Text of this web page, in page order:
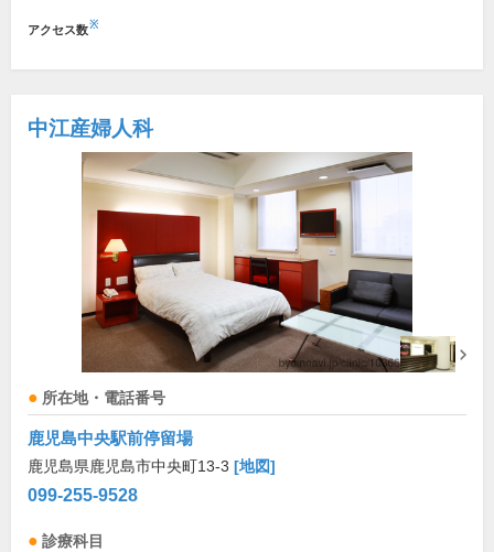
アクセス数※
中江産婦人科
所在地・電話番号
鹿児島中央駅前停留場
鹿児島県鹿児島市中央町13-3 [地図]
099-255-9528
診療科目